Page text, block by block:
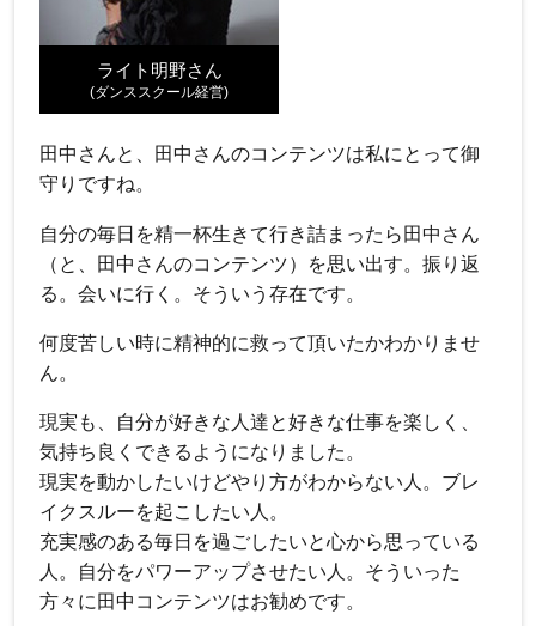
ライト明野さん
(ダンススクール経営)
田中さんと、田中さんのコンテンツは私にとって御
守りですね。
自分の毎日を精一杯生きて行き詰まったら田中さん
（と、田中さんのコンテンツ）を思い出す。振り返
る。会いに行く。そういう存在です。
何度苦しい時に精神的に救って頂いたかわかりませ
ん。
現実も、自分が好きな人達と好きな仕事を楽しく、
気持ち良くできるようになりました。
現実を動かしたいけどやり方がわからない人。ブレ
イクスルーを起こしたい人。
充実感のある毎日を過ごしたいと心から思っている
人。自分をパワーアップさせたい人。そういった
方々に田中コンテンツはお勧めです。